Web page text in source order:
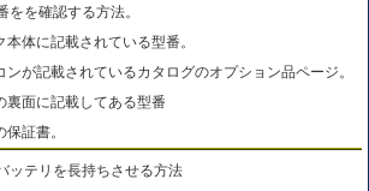
をを確認する方法。
体に記載されている型番。
が記載されているカタログのオプション品ページ。
裏面に記載してある型番
証書。
ッテリを長持ちさせる方法